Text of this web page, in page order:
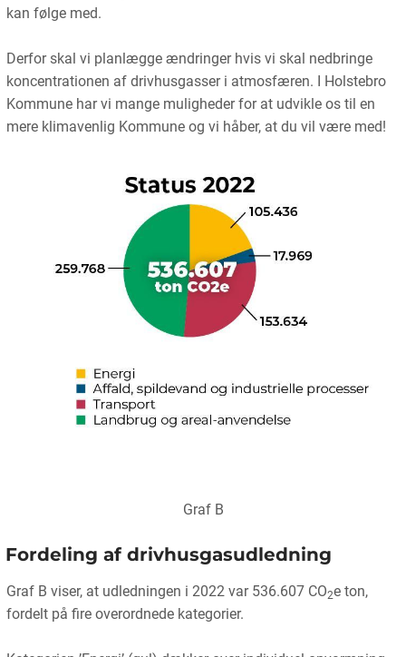
kan følge med.
Derfor skal vi planlægge ændringer hvis vi skal nedbringe
koncentrationen af drivhusgasser i atmosfæren. I Holstebro
Kommune har vi mange muligheder for at udvikle os til en
mere klimavenlig Kommune og vi håber, at du vil være med!
Graf B
Fordeling af drivhusgasudledning
Graf B viser, at udledningen i 2022 var 536.607 CO2e ton,
fordelt på fire overordnede kategorier.